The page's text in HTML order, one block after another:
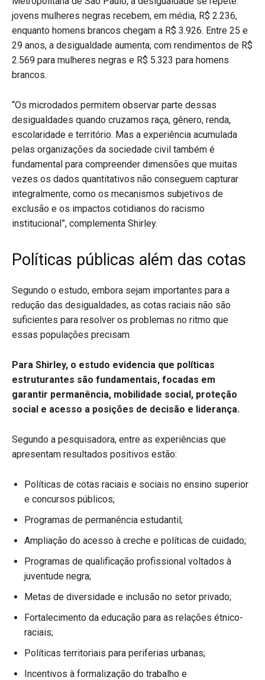
jovens mulheres negras recebem, em média, R$ 2.236,
enquanto homens brancos chegam a R$ 3.926. Entre 25 e
29 anos, a desigualdade aumenta, com rendimentos de R$
2.569 para mulheres negras e R$ 5.323 para homens
brancos.
“Os microdados permitem observar parte dessas
desigualdades quando cruzamos raça, gênero, renda,
escolaridade e território. Mas a experiência acumulada
pelas organizações da sociedade civil também é
fundamental para compreender dimensões que muitas
vezes os dados quantitativos não conseguem capturar
integralmente, como os mecanismos subjetivos de
exclusão e os impactos cotidianos do racismo
institucional”, complementa Shirley.
Políticas públicas além das cotas
Segundo o estudo, embora sejam importantes para a
redução das desigualdades, as cotas raciais não são
suficientes para resolver os problemas no ritmo que
essas populações precisam.
Para Shirley, o estudo evidencia que políticas
estruturantes são fundamentais, focadas em
garantir permanência, mobilidade social, proteção
social e acesso a posições de decisão e liderança.
Segundo a pesquisadora, entre as experiências que
apresentam resultados positivos estão:
Políticas de cotas raciais e sociais no ensino superior
e concursos públicos;
Programas de permanência estudantil;
Ampliação do acesso à creche e políticas de cuidado;
Programas de qualificação profissional voltados à
juventude negra;
Metas de diversidade e inclusão no setor privado;
Fortalecimento da educação para as relações étnico-
raciais;
Políticas territoriais para periferias urbanas;
Incentivos à formalização do trabalho e